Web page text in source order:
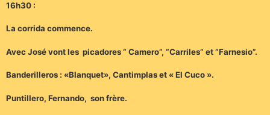
16h30 :
La corrida commence.
Avec José vont les picadores “ Camero”, “Carriles” et “Farnesio”.
Banderilleros : «Blanquet», Cantimplas et « El Cuco ».
Puntillero, Fernando, son frère.